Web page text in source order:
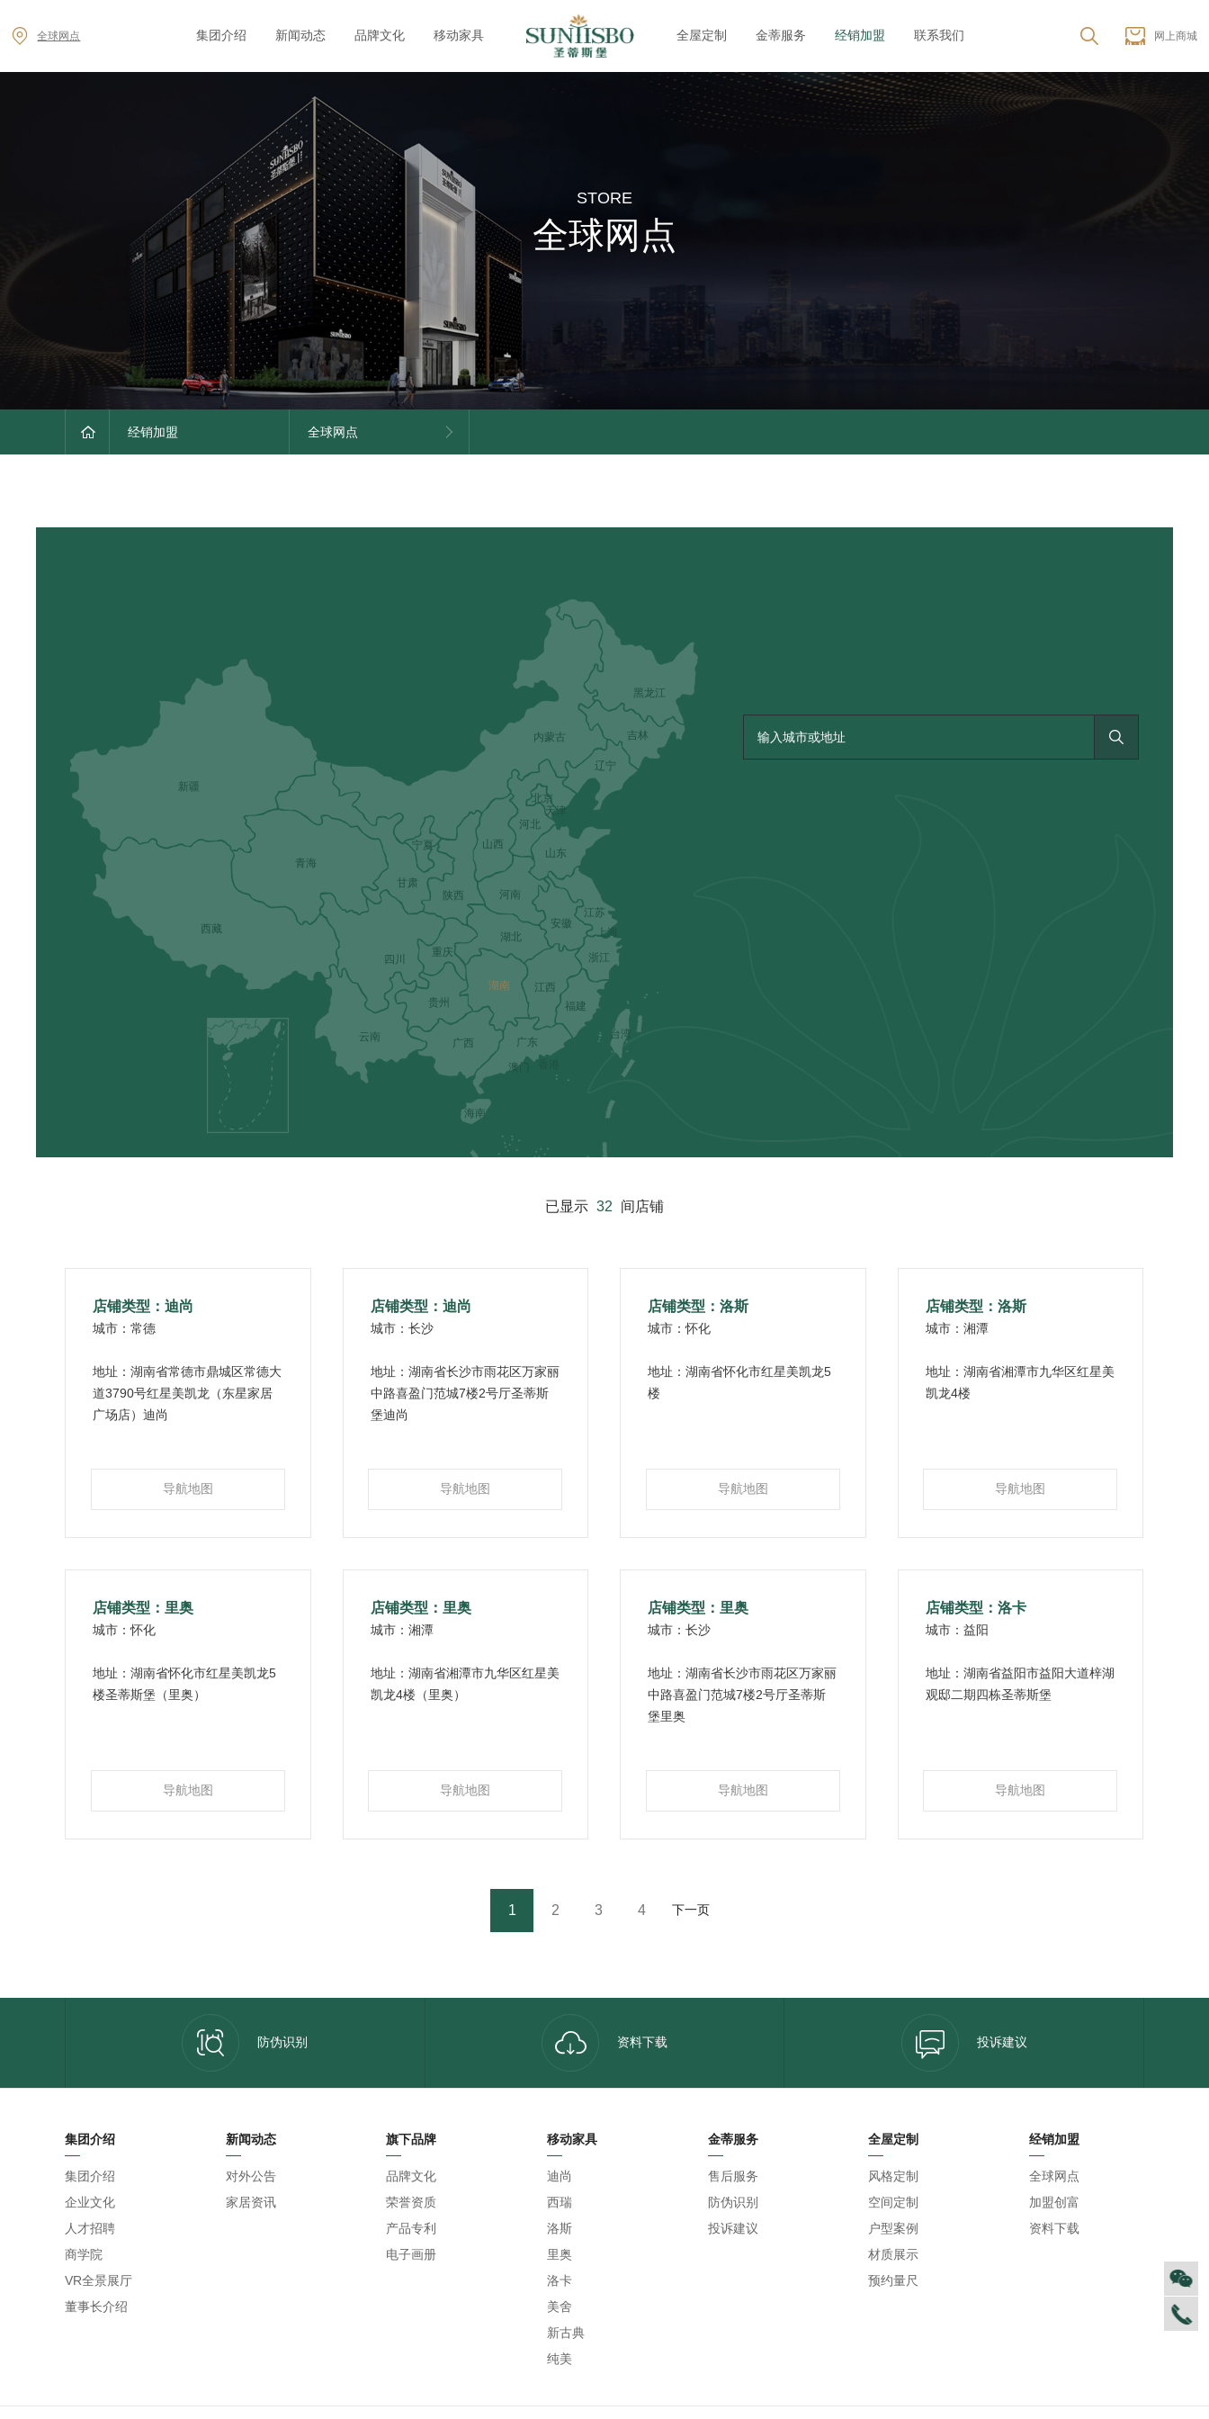
全球网点 集团介绍 新闻动态 品牌文化 移动家具 全屋定制 金蒂服务 经销加盟 联系我们 网上商城
STORE
全球网点
经销加盟 全球网点
广东
澳门
海南
台湾
广西
福建
云南
贵州
湖南 江西
浙江
上海
江苏
安徽
湖北
重庆
四川
青海
甘肃
宁夏
陕西 河南
河北
山西
山东
北京
天津
辽宁
吉林
黑龙江
内蒙古
新疆
西藏
已显示 32 间店铺
店铺类型：迪尚
城市：常德
地址：湖南省常德市鼎城区常德大
道3790号红星美凯龙（东星家居
广场店）迪尚
导航地图
店铺类型：迪尚
城市：长沙
地址：湖南省长沙市雨花区万家丽
中路喜盈门范城7楼2号厅圣蒂斯
堡迪尚
导航地图
店铺类型：洛斯
城市：怀化
地址：湖南省怀化市红星美凯龙5
楼
导航地图
店铺类型：洛斯
城市：湘潭
地址：湖南省湘潭市九华区红星美
凯龙4楼
导航地图
店铺类型：里奥
城市：怀化
地址：湖南省怀化市红星美凯龙5
楼圣蒂斯堡（里奥）
导航地图
店铺类型：里奥
城市：湘潭
地址：湖南省湘潭市九华区红星美
凯龙4楼（里奥）
导航地图
店铺类型：里奥
城市：长沙
地址：湖南省长沙市雨花区万家丽
中路喜盈门范城7楼2号厅圣蒂斯
堡里奥
导航地图
店铺类型：洛卡
城市：益阳
地址：湖南省益阳市益阳大道梓湖
观邸二期四栋圣蒂斯堡
导航地图
1 2 3 4 下一页
防伪识别 资料下载 投诉建议
集团介绍
集团介绍
企业文化
人才招聘
商学院
VR全景展厅
董事长介绍
新闻动态
对外公告
家居资讯
旗下品牌
品牌文化
荣誉资质
产品专利
电子画册
移动家具
迪尚
西瑞
洛斯
里奥
洛卡
美舍
新古典
纯美
金蒂服务
售后服务
防伪识别
投诉建议
全屋定制
风格定制
空间定制
户型案例
材质展示
预约量尺
经销加盟
全球网点
加盟创富
资料下载